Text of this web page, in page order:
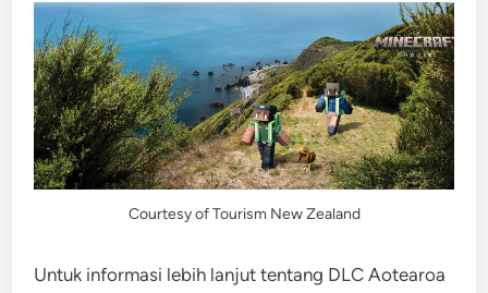
Courtesy of Tourism New Zealand
Untuk informasi lebih lanjut tentang DLC Aotearoa